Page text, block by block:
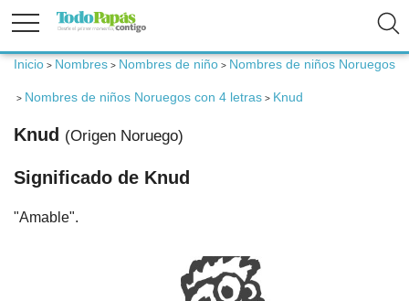
Embarazo
Inicio > Nombres > Nombres de niño > Nombres de niños Noruegos
> Nombres de niños Noruegos con 4 letras > Knud
Knud (Origen Noruego)
Significado de Knud
"Amable".